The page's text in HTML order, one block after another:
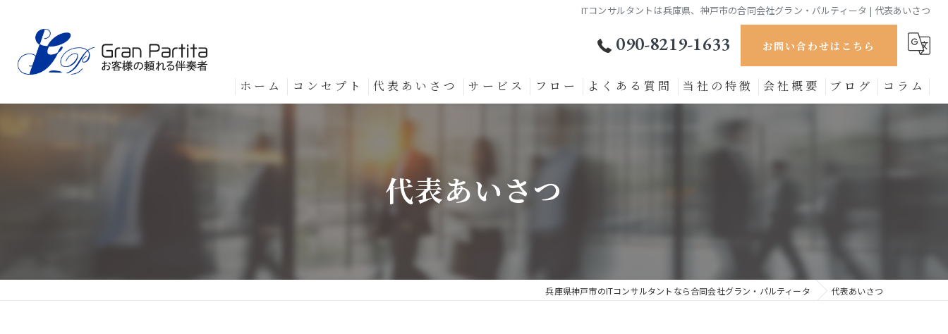
ITコンサルタントは兵庫県、神戸市の合同会社グラン・パルティータ | 代表あいさつ
090-8219-1633 お問い合わせはこちら
ホーム コンセプト 代表あいさつ サービス フロー よくある質問 当社の特徴 会社概要 ブログ コラム
代表あいさつ
兵庫県神戸市のITコンサルタントなら合同会社グラン・パルティータ 代表あいさつ